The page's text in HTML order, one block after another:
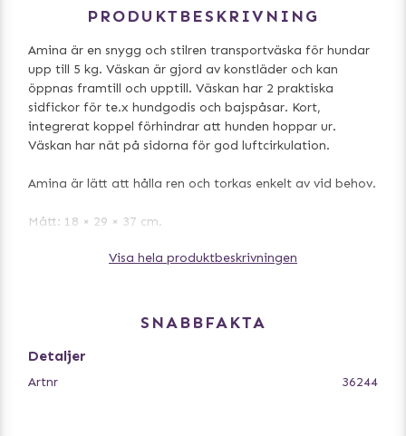
PRODUKTBESKRIVNING
Amina är en snygg och stilren transportväska för hundar
upp till 5 kg. Väskan är gjord av konstläder och kan
öppnas framtill och upptill. Väskan har 2 praktiska
sidfickor för te.x hundgodis och bajspåsar. Kort,
integrerat koppel förhindrar att hunden hoppar ur.
Väskan har nät på sidorna för god luftcirkulation.
Amina är lätt att hålla ren och torkas enkelt av vid behov.
Mått: 18 × 29 × 37 cm.
- Med nät på sidorna, för god luftcirkulation
Visa hela produktbeskrivningen
SNABBFAKTA
Detaljer
Artnr 36244